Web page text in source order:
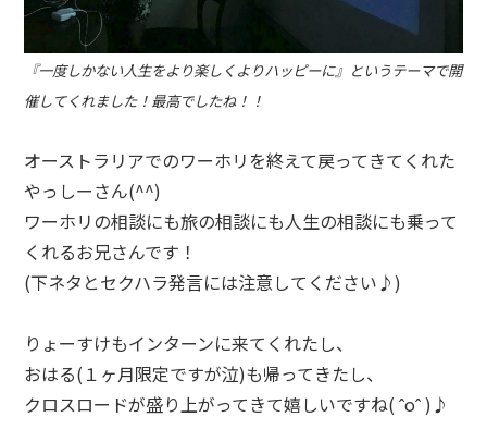
『一度しかない人生をより楽しくよりハッピーに』というテーマで開
催してくれました！最高でしたね！！
オーストラリアでのワーホリを終えて戻ってきてくれた
やっしーさん(^^)
ワーホリの相談にも旅の相談にも人生の相談にも乗って
くれるお兄さんです！
(下ネタとセクハラ発言には注意してください♪)
りょーすけもインターンに来てくれたし、
おはる(１ヶ月限定ですが泣)も帰ってきたし、
クロスロードが盛り上がってきて嬉しいですね( ˆoˆ)♪